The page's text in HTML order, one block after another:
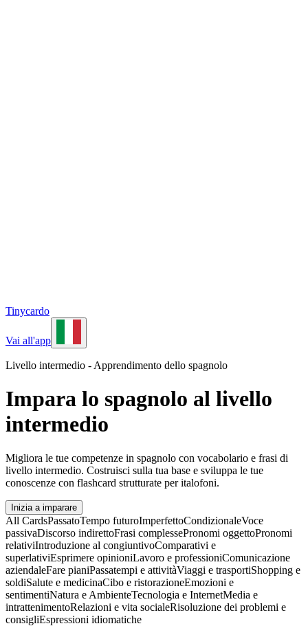
Tinycardo
Vai all'app
Livello intermedio - Apprendimento dello spagnolo
Impara lo spagnolo al livello
intermedio
Migliora le tue competenze in spagnolo con vocabolario e frasi di
livello intermedio. Costruisci sulla tua base e sviluppa le tue
conoscenze con flashcard strutturate per italofoni.
Inizia a imparare
All CardsPassatoTempo futuroImperfettoCondizionaleVoce
passivaDiscorso indirettoFrasi complessePronomi oggettoPronomi
relativiIntroduzione al congiuntivoComparativi e
superlativiEsprimere opinioniLavoro e professioniComunicazione
aziendaleFare pianiPassatempi e attivitàViaggi e trasportiShopping e
soldiSalute e medicinaCibo e ristorazioneEmozioni e
sentimentiNatura e AmbienteTecnologia e InternetMedia e
intrattenimentoRelazioni e vita socialeRisoluzione dei problemi e
consigliEspressioni idiomatiche